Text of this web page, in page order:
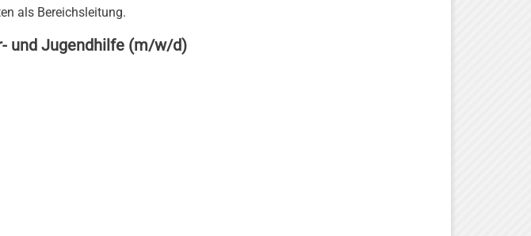
als Bereichsleitung.
und Jugendhilfe (m/w/d)